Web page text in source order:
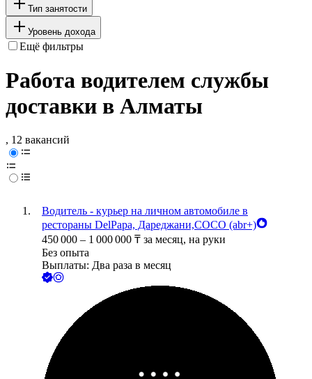
Тип занятости
Уровень дохода
Ещё фильтры
Работа водителем службы
доставки в Алматы
, 12 вакансий
Водитель - курьер на личном автомобиле в
рестораны DelPapa, Дареджани,COCO (abr+)
450 000 – 1 000 000 ₸ за месяц, на руки
Без опыта
Выплаты: Два раза в месяц